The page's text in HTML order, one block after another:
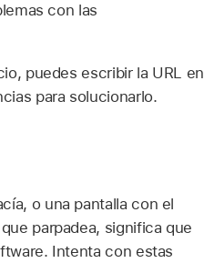
con las
puedes escribir la URL en
para solucionarlo.
o una pantalla con el
parpadea, significa que
Intenta con estas